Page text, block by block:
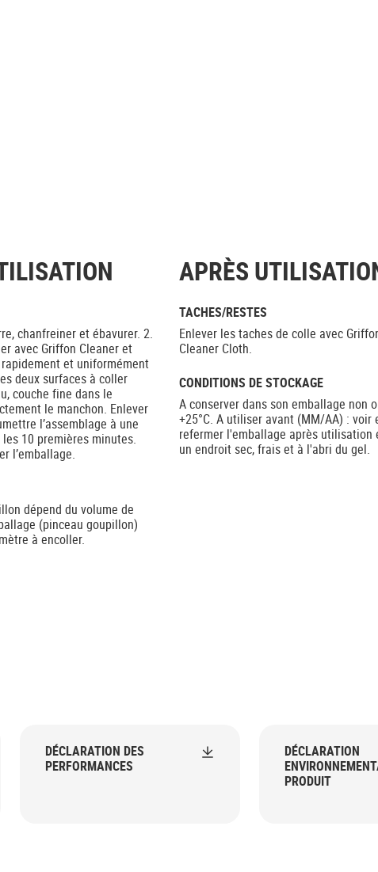
chanfreiner et ébavurer. 2.
avec Griffon Cleaner et
et uniformément
deux surfaces à coller
couche fine dans le
le manchon. Enlever
l’assemblage à une
10 premières minutes.
l’emballage.
dépend du volume de
(pinceau goupillon)
à encoller.
APRÈS
TACHES/RESTES
Enlever les taches de colle avec
Cleaner Cloth.
CONDITIONS DE STOCKAGE
A conserver dans son emballage non
+25°C. A utiliser avant (MM/AA) : voir
refermer l'emballage après utilisation
un endroit sec, frais et à l'abri du gel.
DÉCLARATION DES
PERFORMANCES
DÉCLARATION
PRODUIT